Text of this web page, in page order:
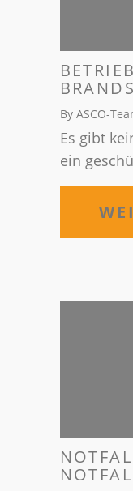
By ASCO-
Es gibt
ein